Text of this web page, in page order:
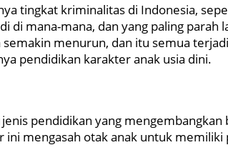
tingkat kriminalitas di Indonesia,
di mana-mana, dan yang paling parah
menurun, dan itu semua
pendidikan karakter anak usia dini.
pendidikan yang mengembangkan
ini mengasah otak anak untuk memiliki